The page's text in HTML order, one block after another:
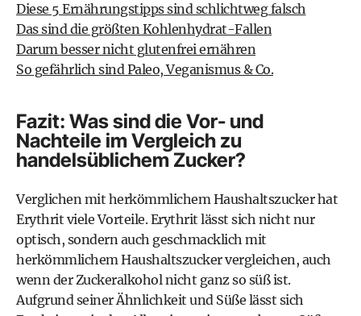
Diese 5 Ernährungstipps sind schlichtweg falsch
Das sind die größten Kohlenhydrat-Fallen
Darum besser nicht glutenfrei ernähren
So gefährlich sind Paleo, Veganismus & Co.
Fazit: Was sind die Vor- und
Nachteile im Vergleich zu
handelsüblichem Zucker?
Verglichen mit herkömmlichem Haushaltszucker hat
Erythrit viele Vorteile. Erythrit lässt sich nicht nur
optisch, sondern auch geschmacklich mit
herkömmlichem Haushaltszucker vergleichen, auch
wenn der Zuckeralkohol nicht ganz so süß ist.
Aufgrund seiner Ähnlichkeit und Süße lässt sich